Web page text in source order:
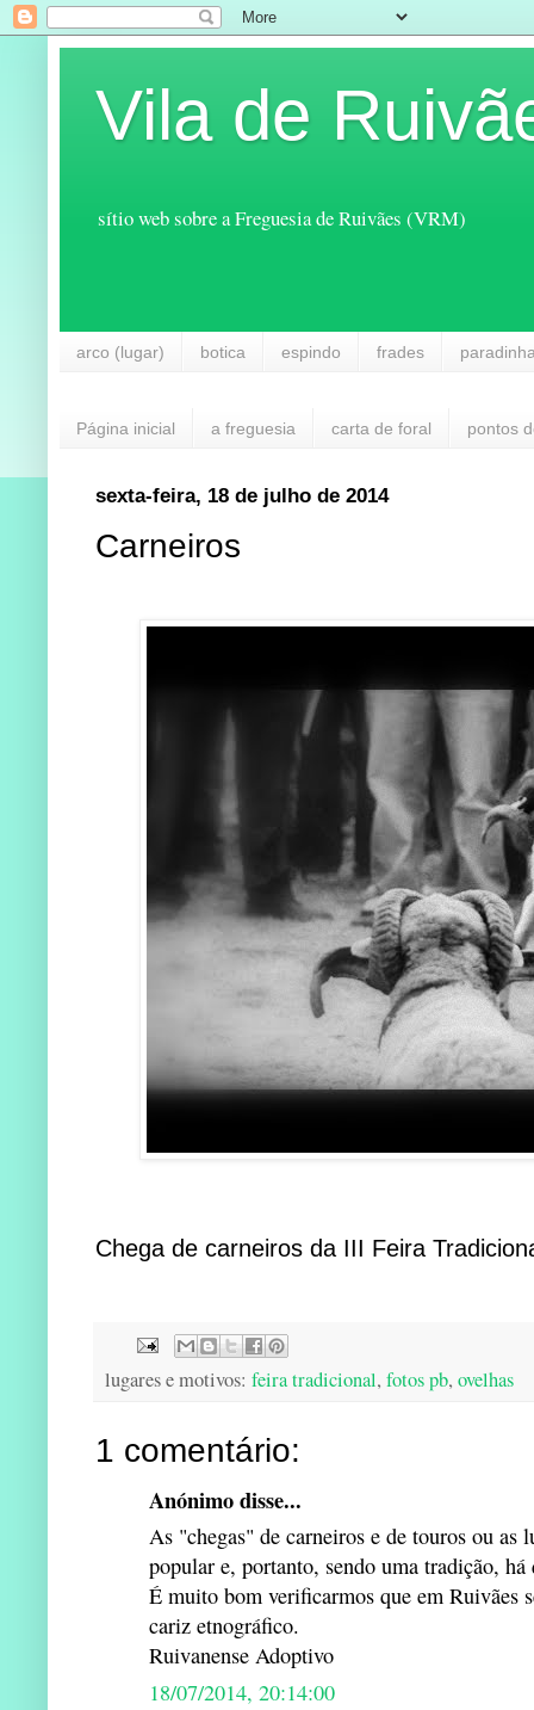
Vila de
sítio web sobre a Freguesia de Ruivães (VRM)
arco (lugar) botica espindo frades
Página inicial a freguesia carta de foral pontos
sexta-feira, 18 de julho de 2014
Carneiros
Chega de carneiros da III Feira
lugares e motivos: feira tradicional, fotos pb, ovelhas
1 comentário:
Anónimo disse...
As "chegas" de carneiros e de touros ou as
popular e, portanto, sendo uma tradição,
É muito bom verificarmos que em Ruivães
cariz etnográfico.
Ruivanense Adoptivo
18/07/2014, 20:14:00